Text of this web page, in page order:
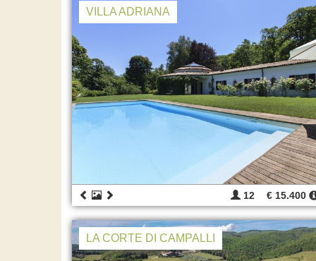
VILLA ADRIANA
12 € 15.400
LA CORTE DI CAMPALLI